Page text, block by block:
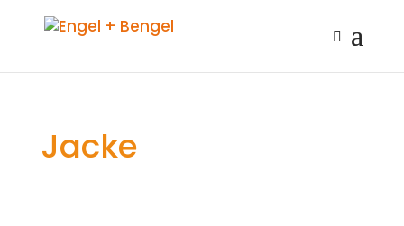
Jacke